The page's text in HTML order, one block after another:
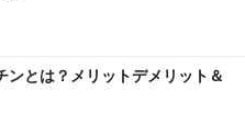
ンとは？メリットデメリット＆